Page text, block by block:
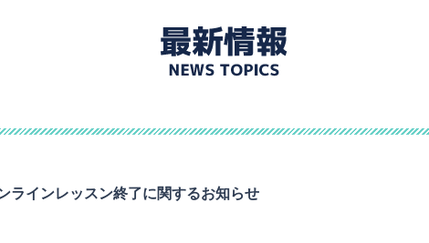
ラインレッスン終了に関するお知らせ